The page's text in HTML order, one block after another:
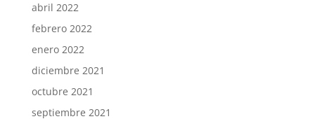
abril 2022
febrero 2022
enero 2022
diciembre 2021
octubre 2021
septiembre 2021